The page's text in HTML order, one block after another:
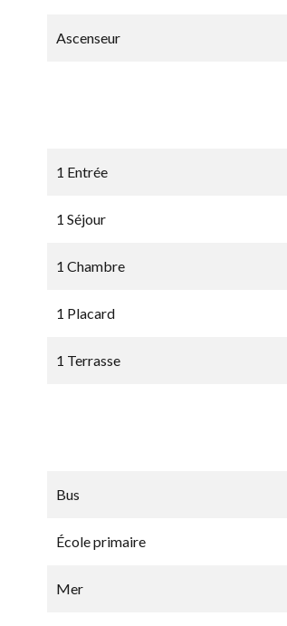
Ascenseur
1 Entrée
1 Séjour
1 Chambre
1 Placard
1 Terrasse
Bus
École primaire
Mer